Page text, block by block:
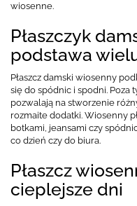
wiosenne.
Płaszczyk
podstawa
Płaszcz damski wiosenny
się do spódnic i spodni. Poza
pozwalają na stworzenie
rozmaite dodatki. Wiosenny
botkami, jeansami czy
co dzień czy do biura.
Płaszcz
cieplejsze dni